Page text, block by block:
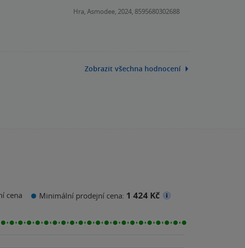
Hra, Asmodee, 2024, 8595680302688
Zobrazit všechna hodnocení
cena Minimální prodejní cena: 1 424 Kč